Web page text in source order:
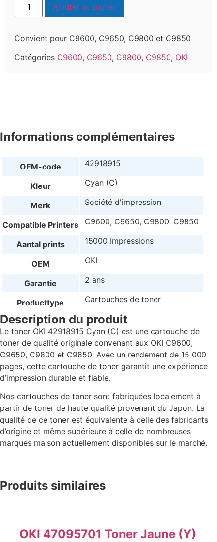
Ajouter au panier
Convient pour C9600, C9650, C9800 et C9850
Catégories C9600, C9650, C9800, C9850, OKI
Informations complémentaires
OEM-code 42918915
Kleur Cyan (C)
Merk Société d'impression
Compatible Printers C9600, C9650, C9800, C9850
Aantal prints 15000 Impressions
OEM OKI
Garantie 2 ans
Producttype Cartouches de toner
Description du produit
Le toner OKI 42918915 Cyan (C) est une cartouche de
toner de qualité originale convenant aux OKI C9600,
C9650, C9800 et C9850. Avec un rendement de 15 000
pages, cette cartouche de toner garantit une expérience
d’impression durable et fiable.
Nos cartouches de toner sont fabriquées localement à
partir de toner de haute qualité provenant du Japon. La
qualité de ce toner est équivalente à celle des fabricants
d’origine et même supérieure à celle de nombreuses
marques maison actuellement disponibles sur le marché.
Produits similaires
OKI 47095701 Toner Jaune (Y)